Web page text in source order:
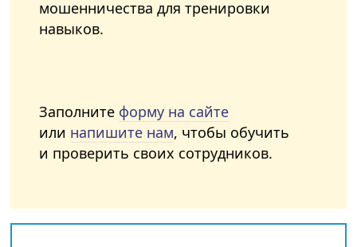
мошенничества для тренировки
навыков.
Заполните форму на сайте
или напишите нам, чтобы обучить
и проверить своих сотрудников.